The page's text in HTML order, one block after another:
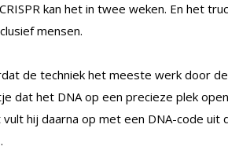
kan het in twee weken. En het
mensen.
de techniek het meeste werk door
dat het DNA op een precieze plek
hij daarna op met een DNA-code uit